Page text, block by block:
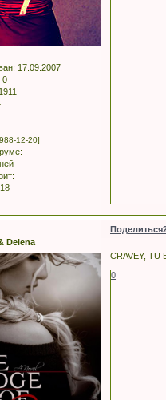
: 17.09.2007
0
12-20]
Поделиться
Delena
CRAVEY, TU
0